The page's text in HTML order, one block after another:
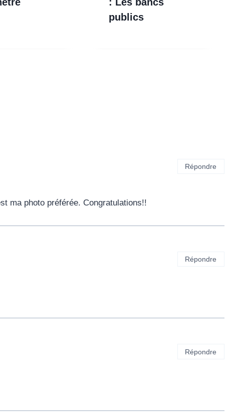
publics
ma photo préférée. Congratulations!!
Répondre
Répondre
Répondre